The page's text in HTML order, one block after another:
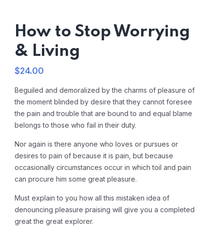
How to Stop Worrying
& Living
$24.00
Beguiled and demoralized by the charms of pleasure of
the moment blinded by desire that they cannot foresee
the pain and trouble that are bound to and equal blame
belongs to those who fail in their duty.
Nor again is there anyone who loves or pursues or
desires to pain of because it is pain, but because
occasionally circumstances occur in which toil and pain
can procure him some great pleasure.
Must explain to you how all this mistaken idea of
denouncing pleasure praising will give you a completed
great the great explorer.